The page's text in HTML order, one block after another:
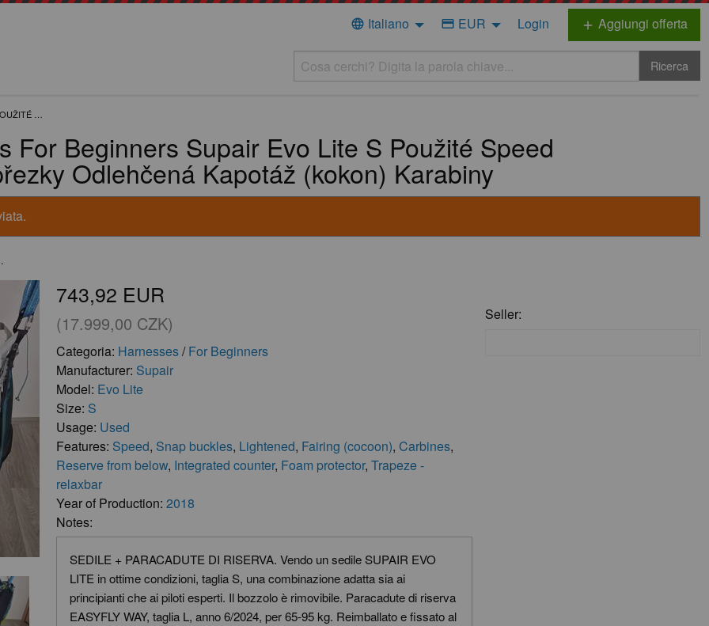
language Italiano credit_card EUR Login add Aggiungi offerta
Ricerca
…
For Beginners Supair Evo Lite S Použité Speed
Odlehčená Kapotáž (kokon) Karabiny
743,92 EUR
(17.999,00 CZK)
Categoria: Harnesses/For Beginners
Manufacturer: Supair
Model: Evo Lite
Size: S
Usage: Used
Features: Speed, Snap buckles, Lightened, Fairing (cocoon), Carbines,
Reserve from below, Integrated counter, Foam protector, Trapeze -
relaxbar
Year of Production: 2018
Notes:
SEDILE + PARACADUTE DI RISERVA. Vendo un sedile SUPAIR EVO
LITE in ottime condizioni, taglia S, una combinazione adatta sia ai
principianti che ai piloti esperti. Il bozzolo è rimovibile. Paracadute di riserva
EASYFLY WAY, taglia L, anno 6/2024, per 65-95 kg. Reimballato e fissato al
Seller: